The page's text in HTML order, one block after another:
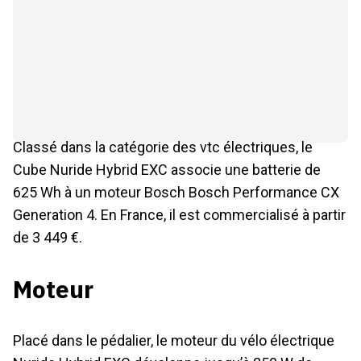
Classé dans la catégorie des vtc électriques, le
Cube Nuride Hybrid EXC associe une batterie de
625 Wh à un moteur Bosch Bosch Performance CX
Generation 4. En France, il est commercialisé à partir
de 3 449 €.
Moteur
Placé dans le pédalier, le moteur du vélo électrique